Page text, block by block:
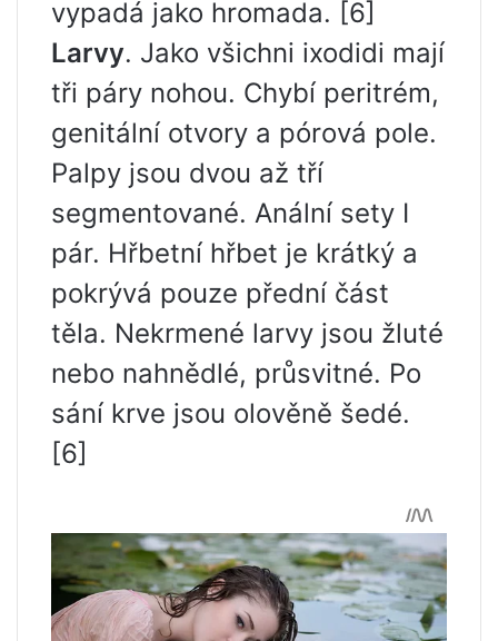
vypadá jako hromada. [6]
Larvy. Jako všichni ixodidi mají
tři páry nohou. Chybí peritrém,
genitální otvory a pórová pole.
Palpy jsou dvou až tří
segmentované. Anální sety I
pár. Hřbetní hřbet je krátký a
pokrývá pouze přední část
těla. Nekrmené larvy jsou žluté
nebo nahnědlé, průsvitné. Po
sání krve jsou olověně šedé.
[6]